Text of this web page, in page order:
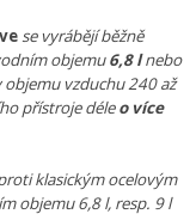
se vyrábějí běžně
objemu6,8 lnebo
vzduchu 240 až
přístroje déleo více
klasickým ocelovým
objemu 6,8 l, resp. 9 l